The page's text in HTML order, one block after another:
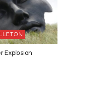
Explosion